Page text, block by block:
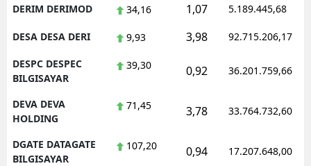
DERIM DERIMOD 34,16 1,07 5.189.445,68
DESA DESA DERI 9,93 3,98 92.715.206,17
DESPC DESPEC
BILGISAYAR
39,30 0,92 36.201.759,66
DEVA DEVA
HOLDING
71,45 3,78 33.764.732,60
DGATE DATAGATE
BILGISAYAR
107,20 0,94 17.207.648,00